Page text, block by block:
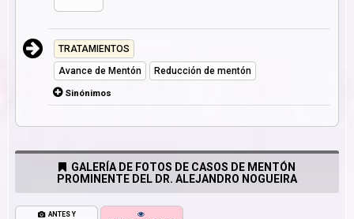
TRATAMIENTOS
Avance de Mentón
Reducción de mentón
Sinónimos
GALERÍA DE FOTOS DE CASOS DE MENTÓN
PROMINENTE DEL DR. ALEJANDRO NOGUEIRA
ANTES Y